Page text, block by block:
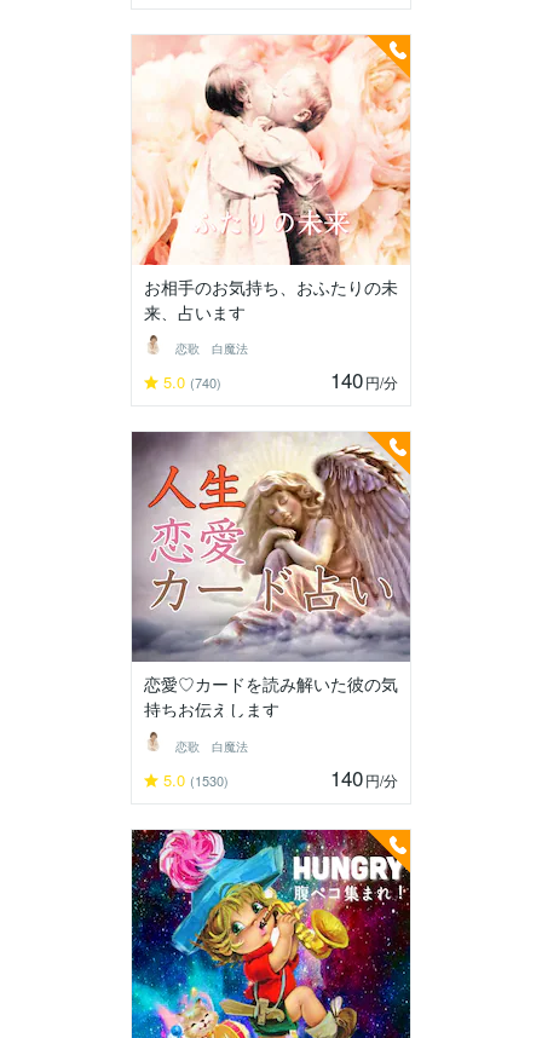
お相手のお気持ち、おふたりの未
来、占います
恋歌 白魔法
5.0 (740) 140円/分
恋愛♡カードを読み解いた彼の気
持ちお伝えします
恋歌 白魔法
5.0 (1530) 140円/分